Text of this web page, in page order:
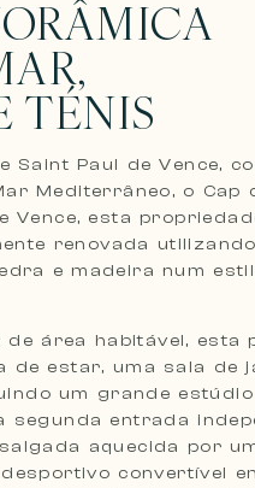
TÉNIS
Saint Paul de Vence,
Mediterrâneo, o Cap
Vence, esta
renovada
e madeira num
de área habitável, esta
de estar, uma sala de
um grande
segunda entrada
aquecida por
convertível